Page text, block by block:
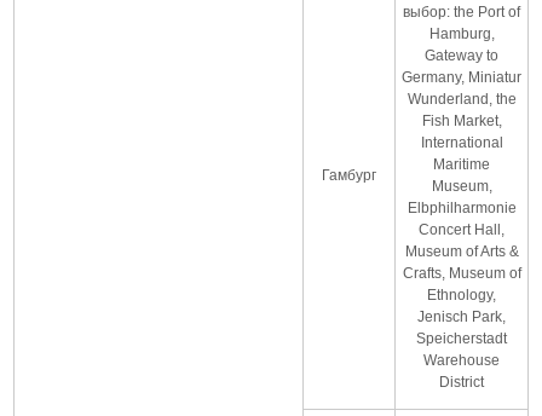
Гамбург
выбор: the Port of
Hamburg,
Gateway to
Germany, Miniatur
Wunderland, the
Fish Market,
International
Maritime
Museum,
Elbphilharmonie
Concert Hall,
Museum of Arts &
Crafts, Museum of
Ethnology,
Jenisch Park,
Speicherstadt
Warehouse
District